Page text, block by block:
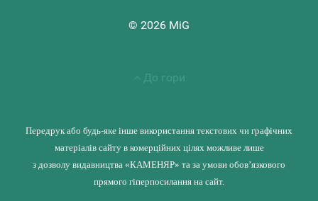
© 2026 MiG
До гори
Передрук або будь-яке інше використання текстових чи графічних
матеріалів сайту в комерційних цілях можливе лише
з дозволу видавництва «КАМЕНЯР» та за умови обов’язкового
прямого гіперпосилання на сайт.